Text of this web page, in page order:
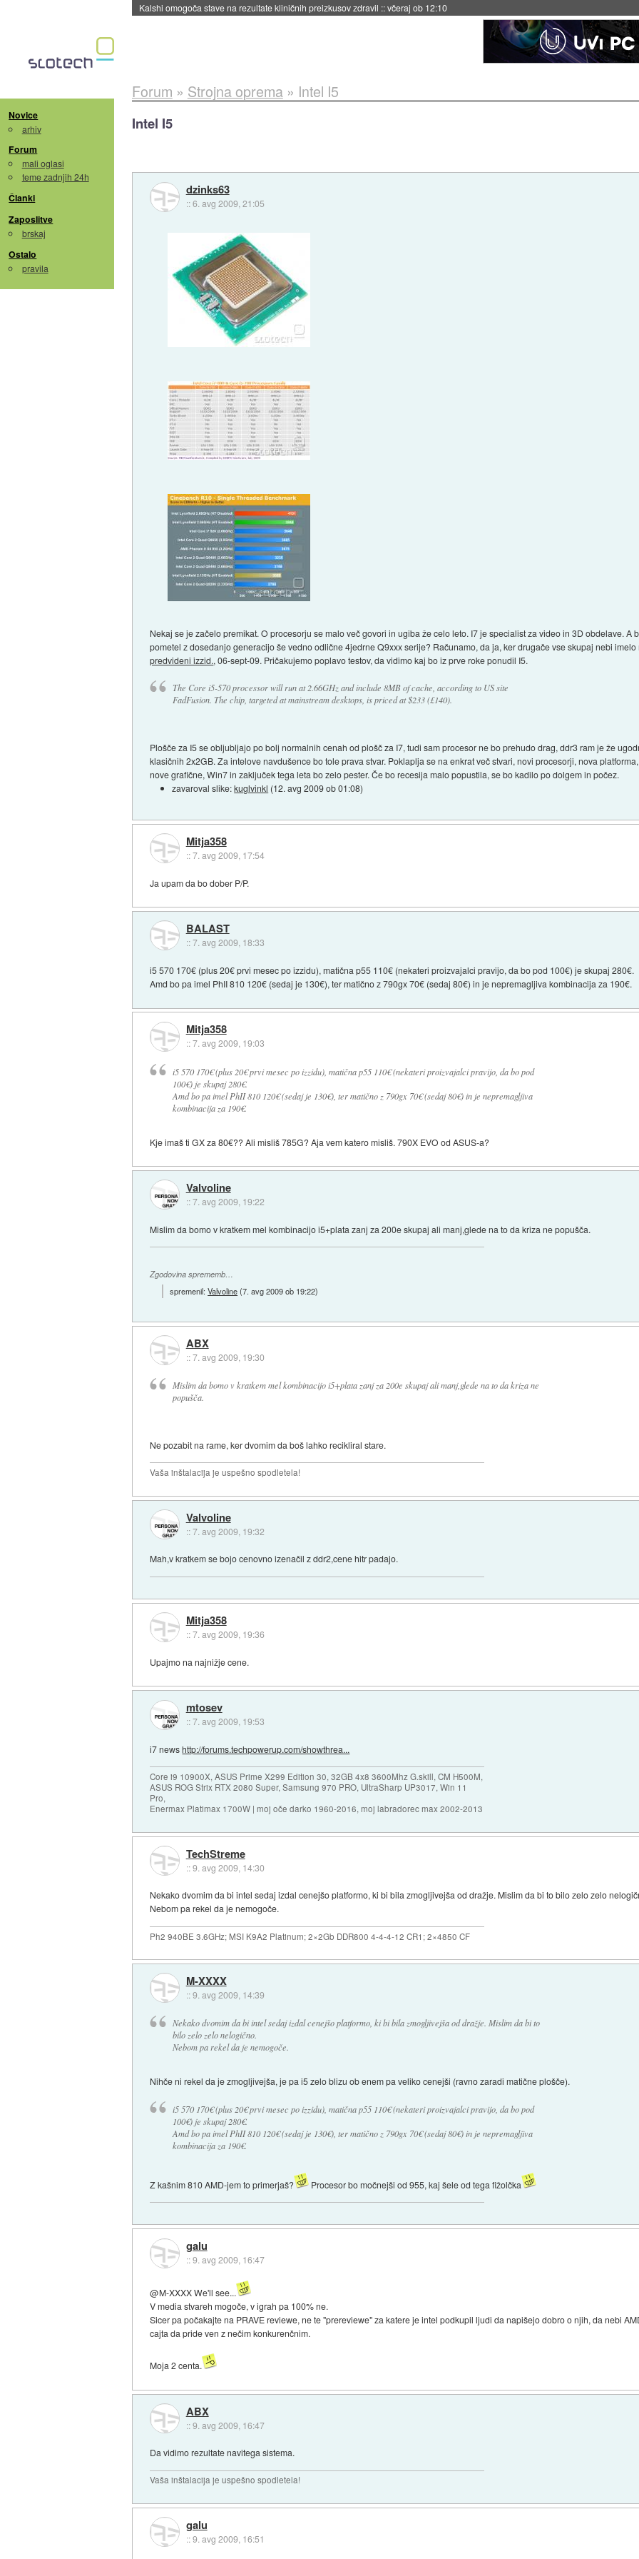
Kalshi omogoča stave na rezultate kliničnih preizkusov zdravil ::včeraj ob 12:10
Novice
arhiv
Forum
mali oglasi
teme zadnjih 24h
Članki
Zaposlitve
brskaj
Ostalo
pravila
Forum » Strojna oprema» Intel I5
Intel I5
dzinks63
::6. avg 2009, 21:05
Nekaj se je začelo premikat. O procesorju se malo več govori in ugiba že celo leto. I7 je specialist za video in 3D obdelave. A
pometel z dosedanjo generacijo še vedno odlične 4jedrne Q9xxx serije? Računamo, da ja, ker drugače vse skupaj nebi
predvideni izzid., 06-sept-09. Pričakujemo poplavo testov, da vidimo kaj bo iz prve roke ponudil I5.
The Core i5-570 processor will run at 2.66GHz and include 8MB of cache, according to US site
FadFusion. The chip, targeted at mainstream desktops, is priced at $233 (£140).
Plošče za I5 se obljubljajo po bolj normalnih cenah od plošč za I7, tudi sam procesor ne bo prehudo drag, ddr3 ram je že
klasičnih 2x2GB. Za intelove navdušence bo tole prava stvar. Poklaplja se na enkrat več stvari, novi procesorji, nova
nove grafične, Win7 in zaključek tega leta bo zelo pester. Če bo recesija malo popustila, se bo kadilo po dolgem in počez.
zavaroval slike:kuglvinkl (12. avg 2009 ob 01:08)
Mitja358
::7. avg 2009, 17:54
Ja upam da bo dober P/P.
BALAST
::7. avg 2009, 18:33
i5 570 170€ (plus 20€ prvi mesec po izzidu), matična p55 110€ (nekateri proizvajalci pravijo, da bo pod 100€) je skupaj 280€.
Amd bo pa imel PhII 810 120€ (sedaj je 130€), ter matično z 790gx 70€ (sedaj 80€) in je nepremagljiva kombinacija za 190€.
Mitja358
::7. avg 2009, 19:03
i5 570 170€ (plus 20€ prvi mesec po izzidu), matična p55 110€ (nekateri proizvajalci pravijo, da bo pod
100€) je skupaj 280€.
Amd bo pa imel PhII 810 120€ (sedaj je 130€), ter matično z 790gx 70€ (sedaj 80€) in je nepremagljiva
kombinacija za 190€.
Kje imaš ti GX za 80€?? Ali misliš 785G? Aja vem katero misliš. 790X EVO od ASUS-a?
Valvoline
::7. avg 2009, 19:22
Mislim da bomo v kratkem mel kombinacijo i5+plata zanj za 200e skupaj ali manj,glede na to da kriza ne popušča.
Zgodovina sprememb…
spremenil:Valvoline(7. avg 2009 ob 19:22)
ABX
::7. avg 2009, 19:30
Mislim da bomo v kratkem mel kombinacijo i5+plata zanj za 200e skupaj ali manj,glede na to da kriza ne
popušča.
Ne pozabit na rame, ker dvomim da boš lahko recikliral stare.
Vaša inštalacija je uspešno spodletela!
Valvoline
::7. avg 2009, 19:32
Mah,v kratkem se bojo cenovno izenačil z ddr2,cene hitr padajo.
Mitja358
::7. avg 2009, 19:36
Upajmo na najnižje cene.
mtosev
::7. avg 2009, 19:53
i7 newshttp://forums.techpowerup.com/showthrea...
Core i9 10900X, ASUS Prime X299 Edition 30, 32GB 4x8 3600Mhz G.skill, CM H500M,
ASUS ROG Strix RTX 2080 Super, Samsung 970 PRO, UltraSharp UP3017, Win 11
Pro,
Enermax Platimax 1700W | moj oče darko 1960-2016, moj labradorec max 2002-2013
TechStreme
::9. avg 2009, 14:30
Nekako dvomim da bi intel sedaj izdal cenejšo platformo, ki bi bila zmogljivejša od dražje. Mislim da bi to bilo zelo zelo
Nebom pa rekel da je nemogoče.
Ph2 940BE 3.6GHz; MSI K9A2 Platinum; 2×2Gb DDR800 4-4-4-12 CR1; 2×4850 CF
M-XXXX
::9. avg 2009, 14:39
Nekako dvomim da bi intel sedaj izdal cenejšo platformo, ki bi bila zmogljivejša od dražje. Mislim da bi to
bilo zelo zelo nelogično.
Nebom pa rekel da je nemogoče.
Nihče ni rekel da je zmogljivejša, je pa i5 zelo blizu ob enem pa veliko cenejši (ravno zaradi matične plošče).
i5 570 170€ (plus 20€ prvi mesec po izzidu), matična p55 110€ (nekateri proizvajalci pravijo, da bo pod
100€) je skupaj 280€.
Amd bo pa imel PhII 810 120€ (sedaj je 130€), ter matično z 790gx 70€ (sedaj 80€) in je nepremagljiva
kombinacija za 190€.
Z kašnim 810 AMD-jem to primerjaš? Procesor bo močnejši od 955, kaj šele od tega fižolčka
galu
::9. avg 2009, 16:47
@M-XXXX We'll see...
V media stvareh mogoče, v igrah pa 100% ne.
Sicer pa počakajte na PRAVE reviewe, ne te "prereviewe" za katere je intel podkupil ljudi da napišejo dobro o njih, da nebi
cajta da pride ven z nečim konkurenčnim.
Moja 2 centa.
ABX
::9. avg 2009, 16:47
Da vidimo rezultate navitega sistema.
Vaša inštalacija je uspešno spodletela!
galu
::9. avg 2009, 16:51